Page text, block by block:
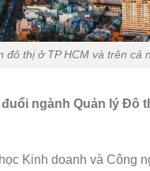
đô thị ở TP HCM và trên cả
ngành Quản lý Đô
Kinh doanh và Công